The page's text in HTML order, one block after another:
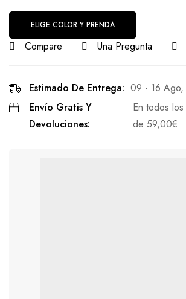
ELIGE COLOR Y PRENDA
Compare Una Pregunta
Estimado De Entrega: 09 - 16
Envío Gratis Y
Devoluciones:
En todos
de 59,00€